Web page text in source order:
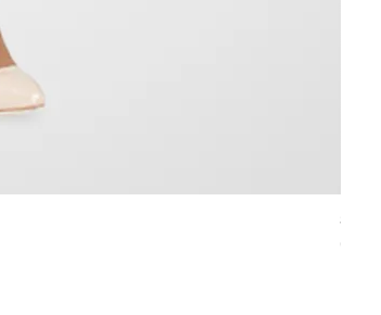
Silver
Cijena
69,90